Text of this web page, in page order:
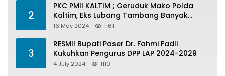
2
PKC PMII KALTIM ; Geruduk Mako Polda
Kaltim, Eks Lubang Tambang Banyak
Menelan Korban
16 May 2024 1161
3
RESMI! Bupati Paser Dr. Fahmi Fadli
Kukuhkan Pengurus DPP LAP 2024-2029
4 July 2024 1110